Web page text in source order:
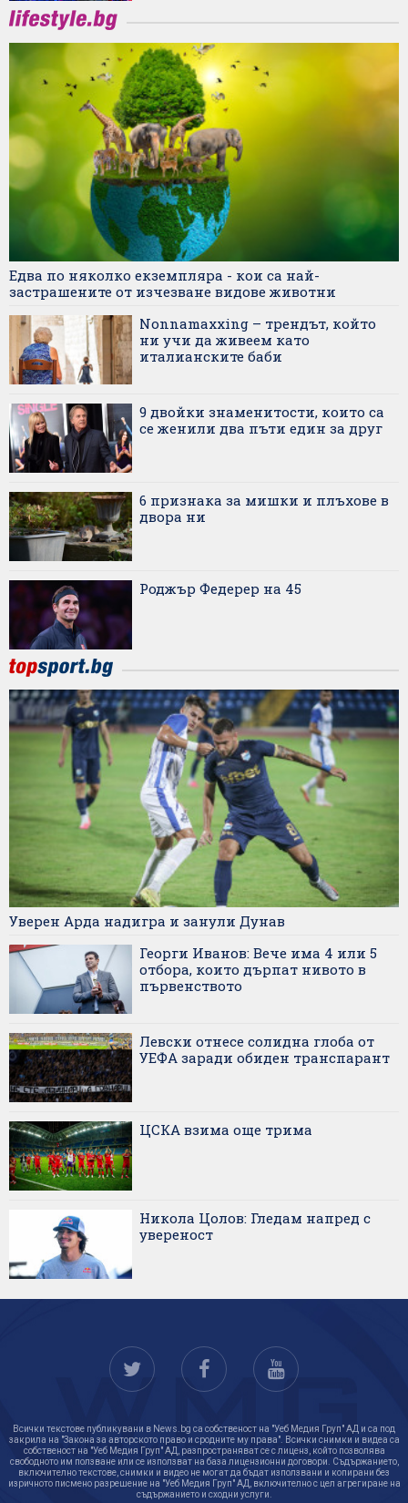
Едва по няколко екземпляра - кои са най-
застрашените от изчезване видове животни
Nonnamaxxing – трендът, който
ни учи да живеем като
италианските баби
9 двойки знаменитости, които са
се женили два пъти един за друг
6 признака за мишки и плъхове в
двора ни
Роджър Федерер на 45
Уверен Арда надигра и занули Дунав
Георги Иванов: Вече има 4 или 5
отбора, които дърпат нивото в
първенството
Левски отнесе солидна глоба от
УЕФА заради обиден транспарант
ЦСКА взима още трима
Никола Цолов: Гледам напред с
увереност
Всички текстове публикувани в News.bg са собственост на "Уеб Медия Груп" АД и са под
закрила на "Закона за авторското право и сродните му права". Всички снимки и видеа са
собственост на "Уеб Медия Груп" АД, разпространяват се с лиценз, който позволява
свободното им ползване или се използват на база лицензионни договори. Съдържанието,
включително текстове, снимки и видео не могат да бъдат използвани и копирани без
изричното писмено разрешение на "Уеб Медия Груп" АД, включително с цел агрегиране на
съдържанието и сходни услуги.